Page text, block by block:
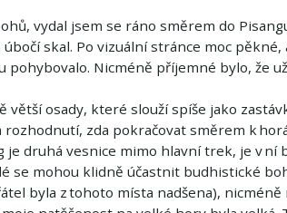
vydal jsem se ráno směrem do
skal. Po vizuální stránce moc
Nicméně příjemné bylo, že
větší osady, které slouží spíše jako
rozhodnutí, zda pokračovat směrem k
je druhá vesnice mimo hlavní trek, je v ní
se mohou klidně účastnit budhistické
byla z tohoto místa nadšena),